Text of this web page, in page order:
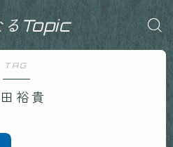
るTopic
TAG
裕貴